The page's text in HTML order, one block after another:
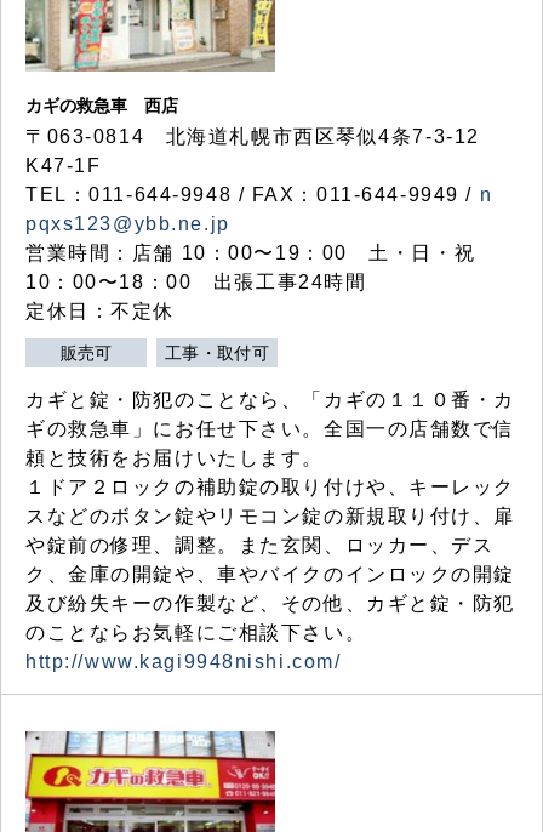
カギの救急車 西店
〒063-0814 北海道札幌市西区琴似4条7-3-12
K47-1F
TEL：011-644-9948 / FAX：011-644-9949 / n
pqxs123@ybb.ne.jp
営業時間：店舗 10：00〜19：00 土・日・祝
10：00〜18：00 出張工事24時間
定休日：不定休
販売可 工事・取付可
カギと錠・防犯のことなら、「カギの１１０番・カ
ギの救急車」にお任せ下さい。全国一の店舗数で信
頼と技術をお届けいたします。
１ドア２ロックの補助錠の取り付けや、キーレック
スなどのボタン錠やリモコン錠の新規取り付け、扉
や錠前の修理、調整。また玄関、ロッカー、デス
ク、金庫の開錠や、車やバイクのインロックの開錠
及び紛失キーの作製など、その他、カギと錠・防犯
のことならお気軽にご相談下さい。
http://www.kagi9948nishi.com/